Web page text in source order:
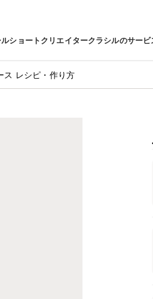
ショートクリエイタークラシルのサービ
ス レシピ・作り方